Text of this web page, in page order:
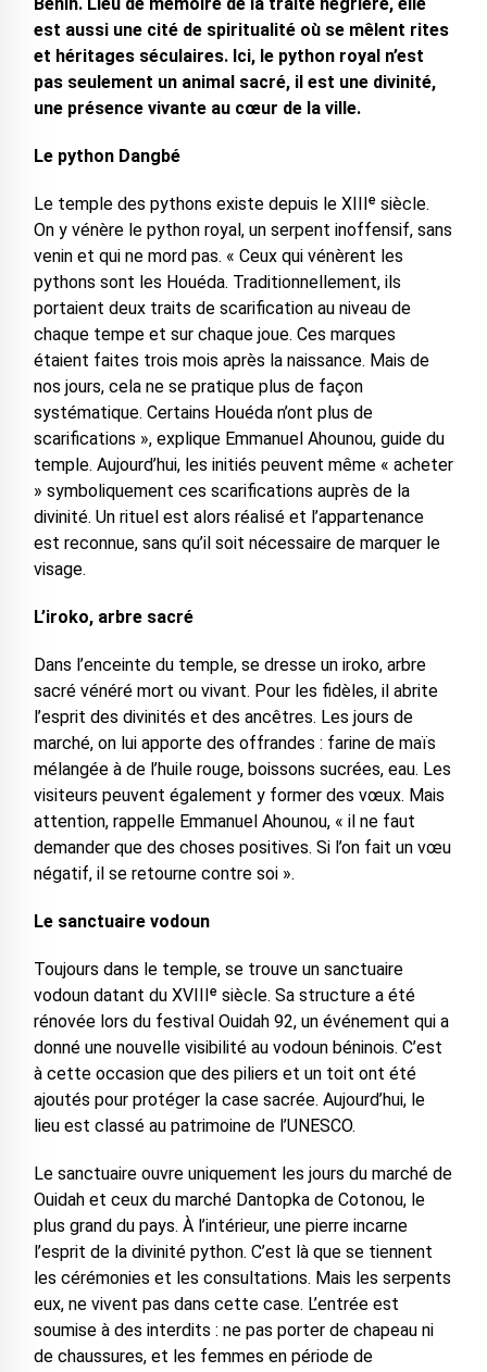
est aussi une cité de spiritualité où se mêlent rites
et héritages séculaires. Ici, le python royal n’est
pas seulement un animal sacré, il est une divinité,
une présence vivante au cœur de la ville.
Le python Dangbé
Le temple des pythons existe depuis le XIIIᵉ siècle.
On y vénère le python royal, un serpent inoffensif, sans
venin et qui ne mord pas. « Ceux qui vénèrent les
pythons sont les Houéda. Traditionnellement, ils
portaient deux traits de scarification au niveau de
chaque tempe et sur chaque joue. Ces marques
étaient faites trois mois après la naissance. Mais de
nos jours, cela ne se pratique plus de façon
systématique. Certains Houéda n’ont plus de
scarifications », explique Emmanuel Ahounou, guide du
temple. Aujourd’hui, les initiés peuvent même « acheter
» symboliquement ces scarifications auprès de la
divinité. Un rituel est alors réalisé et l’appartenance
est reconnue, sans qu’il soit nécessaire de marquer le
visage.
L’iroko, arbre sacré
Dans l’enceinte du temple, se dresse un iroko, arbre
sacré vénéré mort ou vivant. Pour les fidèles, il abrite
l’esprit des divinités et des ancêtres. Les jours de
marché, on lui apporte des offrandes : farine de maïs
mélangée à de l’huile rouge, boissons sucrées, eau. Les
visiteurs peuvent également y former des vœux. Mais
attention, rappelle Emmanuel Ahounou, « il ne faut
demander que des choses positives. Si l’on fait un vœu
négatif, il se retourne contre soi ».
Le sanctuaire vodoun
Toujours dans le temple, se trouve un sanctuaire
vodoun datant du XVIIIᵉ siècle. Sa structure a été
rénovée lors du festival Ouidah 92, un événement qui a
donné une nouvelle visibilité au vodoun béninois. C’est
à cette occasion que des piliers et un toit ont été
ajoutés pour protéger la case sacrée. Aujourd’hui, le
lieu est classé au patrimoine de l’UNESCO.
Le sanctuaire ouvre uniquement les jours du marché de
Ouidah et ceux du marché Dantopka de Cotonou, le
plus grand du pays. À l’intérieur, une pierre incarne
l’esprit de la divinité python. C’est là que se tiennent
les cérémonies et les consultations. Mais les serpents
eux, ne vivent pas dans cette case. L’entrée est
soumise à des interdits : ne pas porter de chapeau ni
de chaussures, et les femmes en période de